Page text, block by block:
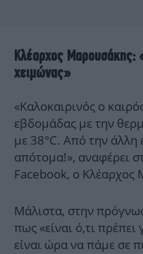
Κλέαρχος Μαρουσάκης:
χειμώνας»
«Καλοκαιρινός ο
εβδομάδας με την
με 38°C. Από την άλλη
απότομα!», αναφέρει
Facebook, ο Κλέαρχος
Μάλιστα, στην
πως «είναι ό,τι
είναι ώρα να πάμε σε